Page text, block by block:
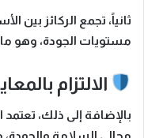
ثانياً، تجمع الركائز بين
مستويات الجودة، وهو
الالتزام
بالإضافة إلى ذلك،